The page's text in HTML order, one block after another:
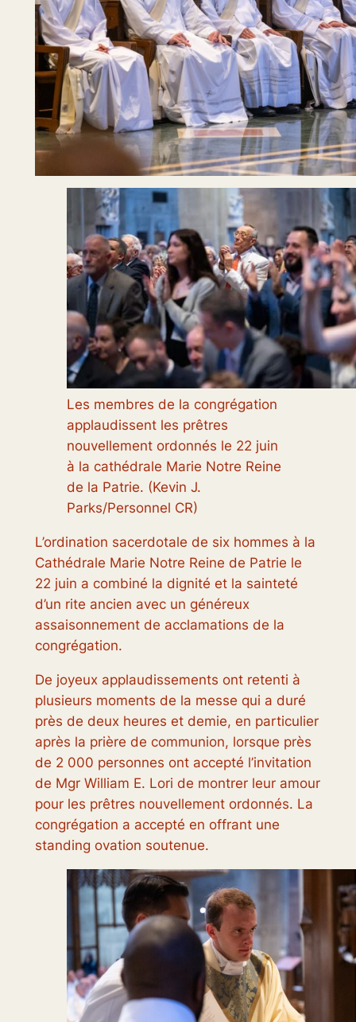
Les membres de la congrégation
applaudissent les prêtres
nouvellement ordonnés le 22 juin
à la cathédrale Marie Notre Reine
de la Patrie. (Kevin J.
Parks/Personnel CR)
L’ordination sacerdotale de six hommes à la
Cathédrale Marie Notre Reine de Patrie le
22 juin a combiné la dignité et la sainteté
d’un rite ancien avec un généreux
assaisonnement de acclamations de la
congrégation.
De joyeux applaudissements ont retenti à
plusieurs moments de la messe qui a duré
près de deux heures et demie, en particulier
après la prière de communion, lorsque près
de 2 000 personnes ont accepté l’invitation
de Mgr William E. Lori de montrer leur amour
pour les prêtres nouvellement ordonnés. La
congrégation a accepté en offrant une
standing ovation soutenue.